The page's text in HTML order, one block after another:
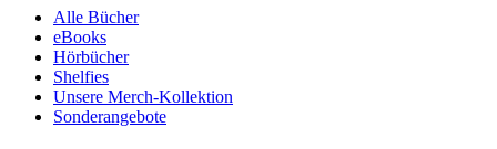
Alle Bücher
eBooks
Hörbücher
Shelfies
Unsere Merch-Kollektion
Sonderangebote